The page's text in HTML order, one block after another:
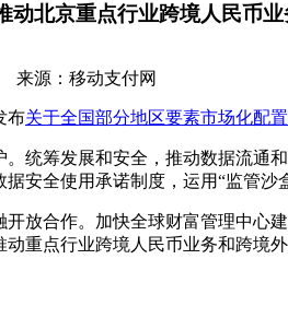
动北京重点行业跨境人民币
来源：移动支付网
布关于全国部分地区要素市场化配
。统筹发展和安全，推动数据流通
据安全使用承诺制度，运用“监管沙
开放合作。加快全球财富管理中心
动重点行业跨境人民币业务和跨境